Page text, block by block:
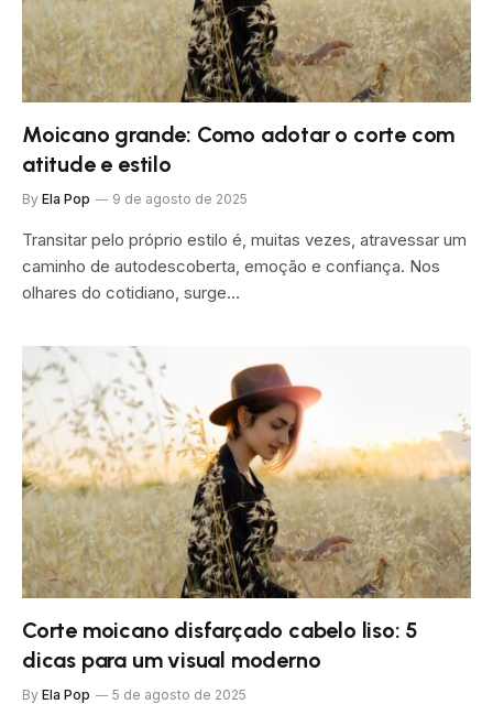
Moicano grande: Como adotar o corte com
atitude e estilo
By Ela Pop 9 de agosto de 2025
Transitar pelo próprio estilo é, muitas vezes, atravessar um
caminho de autodescoberta, emoção e confiança. Nos
olhares do cotidiano, surge…
Corte moicano disfarçado cabelo liso: 5
dicas para um visual moderno
By Ela Pop 5 de agosto de 2025